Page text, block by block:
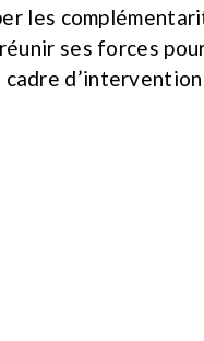
les
ses forces
cadre